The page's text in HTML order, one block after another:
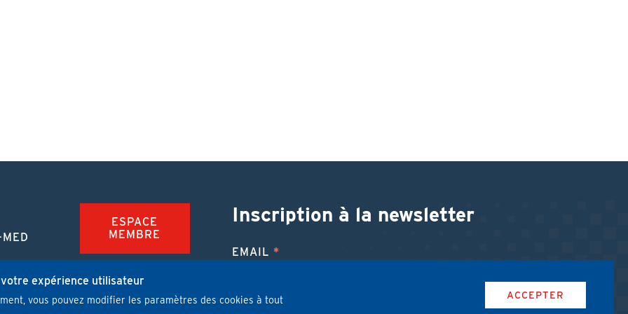
ESPACE
MEMBRE
FAQ
JOBS
Inscription à la newsletter
EMAIL
expérience utilisateur
vous pouvez modifier les paramètres des cookies à tout
ACCEPTER